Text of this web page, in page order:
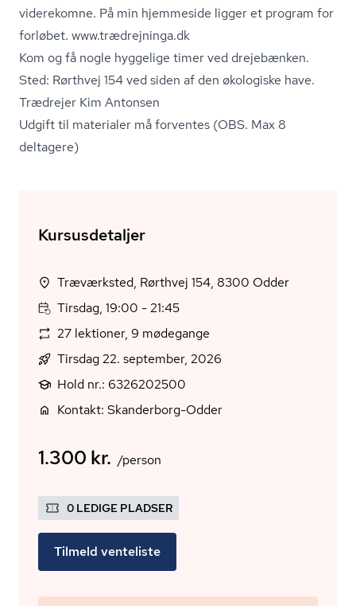
viderekomne. På min hjemmeside ligger et program for
forløbet. www.trædrejninga.dk
Kom og få nogle hyggelige timer ved drejebænken.
Sted: Rørthvej 154 ved siden af den økologiske have.
Trædrejer Kim Antonsen
Udgift til materialer må forventes (OBS. Max 8
deltagere)
Kursusdetaljer
Træværksted, Rørthvej 154, 8300 Odder
Tirsdag, 19:00 - 21:45
27 lektioner, 9 mødegange
Tirsdag 22. september, 2026
Hold nr.: 6326202500
Kontakt: Skanderborg-Odder
1.300 kr. /person
0 LEDIGE PLADSER
Tilmeld venteliste